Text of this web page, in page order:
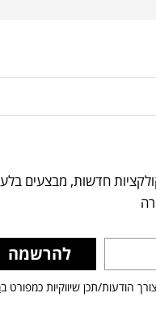
חדשות, מבצעים
להרשמה
הודעות/תכן שיווקיות כמפורט ב